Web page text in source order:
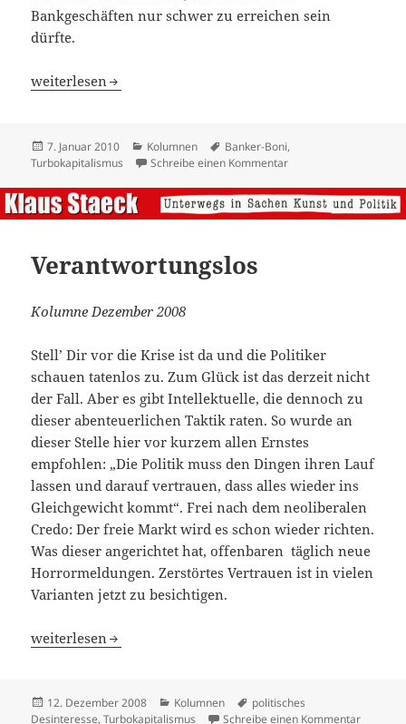
Bankgeschäften nur schwer zu erreichen sein
dürfte.
Das System Boni
weiterlesen
Veröffentlicht
am
7. Januar 2010 Kategorien
Kolumnen Schlagwörter
Banker-Boni,
Turbokapitalismus
Schreibe einen Kommentarzu Das System Boni
Verantwortungslos
Kolumne Dezember 2008
Stell’ Dir vor die Krise ist da und die Politiker
schauen tatenlos zu. Zum Glück ist das derzeit nicht
der Fall. Aber es gibt Intellektuelle, die dennoch zu
dieser abenteuerlichen Taktik raten. So wurde an
dieser Stelle hier vor kurzem allen Ernstes
empfohlen: „Die Politik muss den Dingen ihren Lauf
lassen und darauf vertrauen, dass alles wieder ins
Gleichgewicht kommt“. Frei nach dem neoliberalen
Credo: Der freie Markt wird es schon wieder richten.
Was dieser angerichtet hat, offenbaren täglich neue
Horrormeldungen. Zerstörtes Vertrauen ist in vielen
Varianten jetzt zu besichtigen.
Verantwortungslos
weiterlesen
Veröffentlicht
am
12. Dezember 2008 Kategorien
Kolumnen Schlagwörter
politisches
Desinteresse,Turbokapitalismus Schreibe einen Kommentarzu